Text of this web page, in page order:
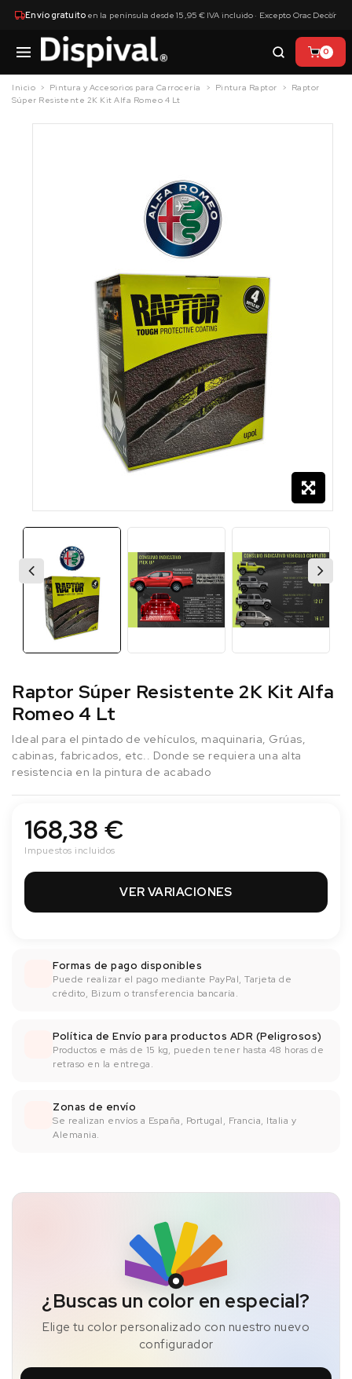
Envío gratuitoen la península desde 15,95 € IVA incluido · Excepto Orac Decor
×
0
Inicio Pintura y Accesorios para Carrocería Pintura Raptor
Raptor
Súper Resistente 2K Kit Alfa Romeo 4 Lt
Raptor Súper Resistente 2K Kit Alfa
Romeo 4 Lt
Ideal para el pintado de vehículos, maquinaria, Grúas,
cabinas, fabricados, etc.. Donde se requiera una alta
resistencia en la pintura de acabado
168,38 €
Impuestos incluidos
VER VARIACIONES
Formas de pago disponibles
Puede realizar el pago mediante PayPal, Tarjeta de
crédito, Bizum o transferencia bancaría.
Política de Envío para productos ADR (Peligrosos)
Productos e más de 15 kg, pueden tener hasta 48 horas de
retraso en la entrega.
Zonas de envío
Se realizan envíos a España, Portugal, Francia, Italia y
Alemania.
¿Buscas un color en especial?
Elige tu color personalizado con nuestro nuevo
configurador